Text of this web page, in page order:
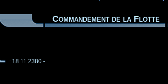
Commandement de la Flotte
: 18.11.2380 -